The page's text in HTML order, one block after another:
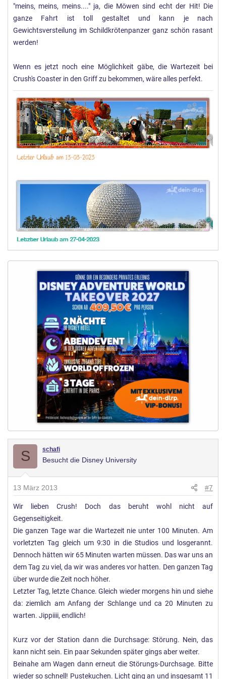
"meins, meins, meins...." ja, die Möwen sind echt der Hit! Die
ganze Fahrt ist toll gestaltet und kann je nach
Gewichtsversteilung im Schildkrötenpanzer ganz schön rasant
werden!
Wenn es jetzt noch eine Möglichkeit gäbe, die Wartezeit bei
Crush's Coaster in den Griff zu bekommen, wäre alles perfekt.
S schafi
Besucht die Disney University
13 März 2013 #7
Wir lieben Crush! Doch das beruht wohl nicht auf
Gegenseitigkeit.
Die ganzen Tage war die Wartezeit nie unter 100 Minuten. Am
vorletzten Tag gleich um 9:30 in die Studios und losgerannt.
Dennoch hätten wir 65 Minuten warten müssen. Das war uns an
dem Tag zu viel, da wir was anderes vor hatten. Den ganzen Tag
über wurde die Zeit noch höher.
Letzter Tag, letzte Chance. Gleich wieder morgens hin und siehe
da: ziemlich am Anfang der Schlange und ca 20 Minuten zu
warten. Jippiiii, endlich!
Kurz vor der Station dann die Durchsage: Störung. Nein, das
kann nicht sein. Ein paar Sekunden später gings aber weiter.
Beinahe am Wagen dann erneut die Störungs-Durchsage. Bitte
wieder so schnell! Pustekuchen. Licht ging an und insgesamt 11